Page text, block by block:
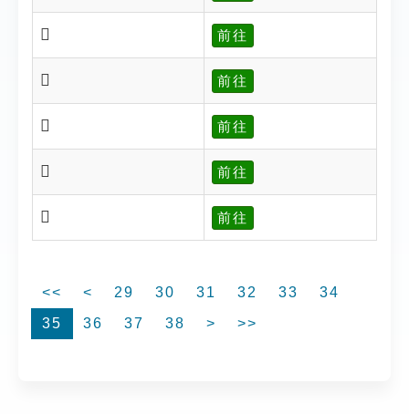
𨼰 前往
𨼾 前往
𨼿 前往
𨼽 前往
𨼱 前往
<< < 29 30 31 32 33
34
35
36 37 38 > >>